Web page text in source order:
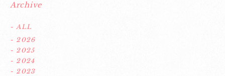
Archive
- ALL
- 2026
- 2025
- 2024
- 2023